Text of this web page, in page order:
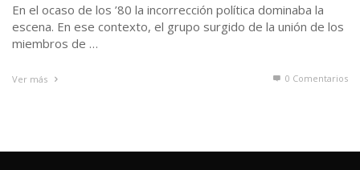
En el ocaso de los ’80 la incorrección política dominaba la
escena. En ese contexto, el grupo surgido de la unión de los
miembros de …
Ver más 0 Comentarios